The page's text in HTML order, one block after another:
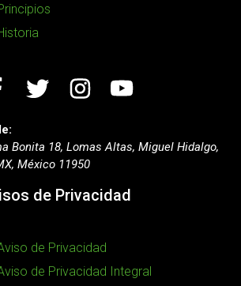
Bonita 18, Lomas Altas, Miguel Hidalgo,
México 11950
de Privacidad
de Privacidad
de Privacidad Integral